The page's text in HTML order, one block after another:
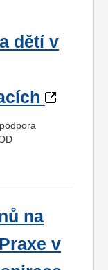
dětí v
na
v